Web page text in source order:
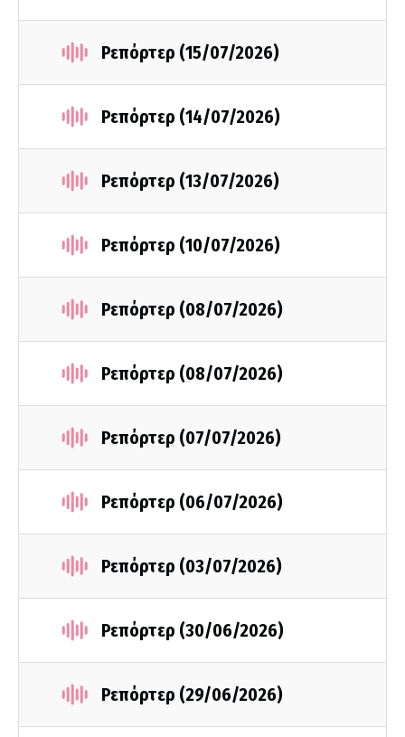
Ρεπόρτερ (15/07/2026)
Ρεπόρτερ (14/07/2026)
Ρεπόρτερ (13/07/2026)
Ρεπόρτερ (10/07/2026)
Ρεπόρτερ (08/07/2026)
Ρεπόρτερ (08/07/2026)
Ρεπόρτερ (07/07/2026)
Ρεπόρτερ (06/07/2026)
Ρεπόρτερ (03/07/2026)
Ρεπόρτερ (30/06/2026)
Ρεπόρτερ (29/06/2026)